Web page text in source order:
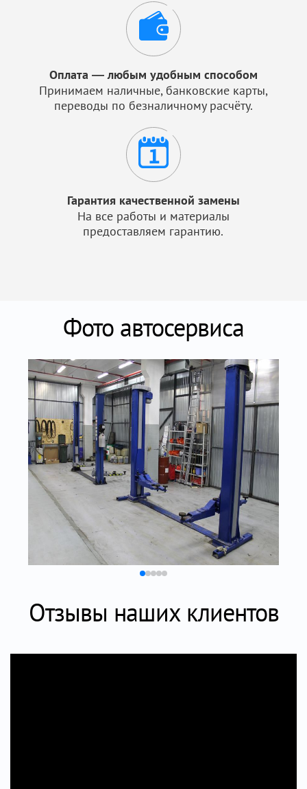
Оплата — любым удобным способом
Принимаем наличные, банковские карты,
переводы по безналичному расчёту.
Гарантия качественной замены
На все работы и материалы
предоставляем гарантию.
Фото автосервиса
Отзывы наших клиентов